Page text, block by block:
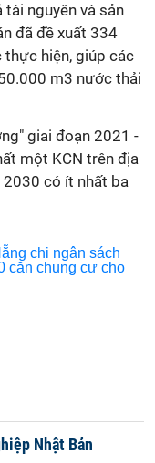
tài nguyên và sản
đã đề xuất 334
hiện, giúp các
m3 nước thải
giai đoạn 2021 -
một KCN trên địa
2030 có ít nhất ba
Nhật Bản